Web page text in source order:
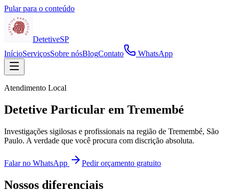
Pular para o conteúdo
DetetiveSP
InícioServiçosSobre nósBlogContato WhatsApp
Atendimento Local
Detetive Particular em Tremembé
Investigações sigilosas e profissionais na região de Tremembé, São
Paulo. A verdade que você procura com discrição absoluta.
Falar no WhatsApp Pedir orçamento gratuito
Nossos diferenciais